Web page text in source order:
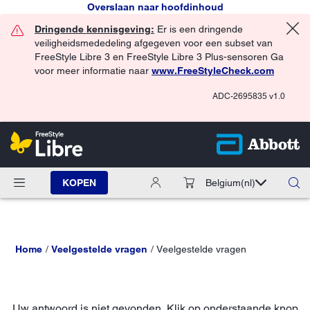
Overslaan naar hoofdinhoud
Dringende kennisgeving: Er is een dringende
veiligheidsmededeling afgegeven voor een subset van
FreeStyle Libre 3 en FreeStyle Libre 3 Plus-sensoren Ga
voor meer informatie naar www.FreeStyleCheck.com
ADC-2695835 v1.0
KOPEN Belgium(nl)
Home Veelgestelde vragen Veelgestelde vragen